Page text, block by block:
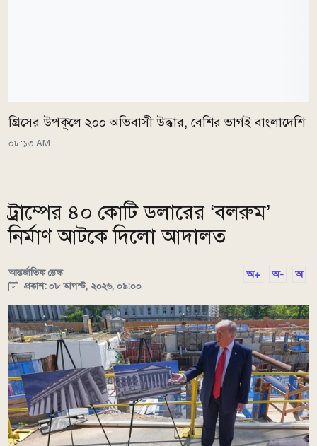
গ্রিসের উপকূলে ২০০ অভিবাসী উদ্ধার, বেশির ভাগই বাংলাদেশি
০৮:১৩ AM
ট্রাম্পের ৪০ কোটি ডলারের ‘বলরুম’
নির্মাণ আটকে দিলো আদালত
আন্তর্জাতিক ডেস্ক
প্রকাশ: ০৮ আগস্ট, ২০২৬, ০৯:০০
অ+ অ- অ